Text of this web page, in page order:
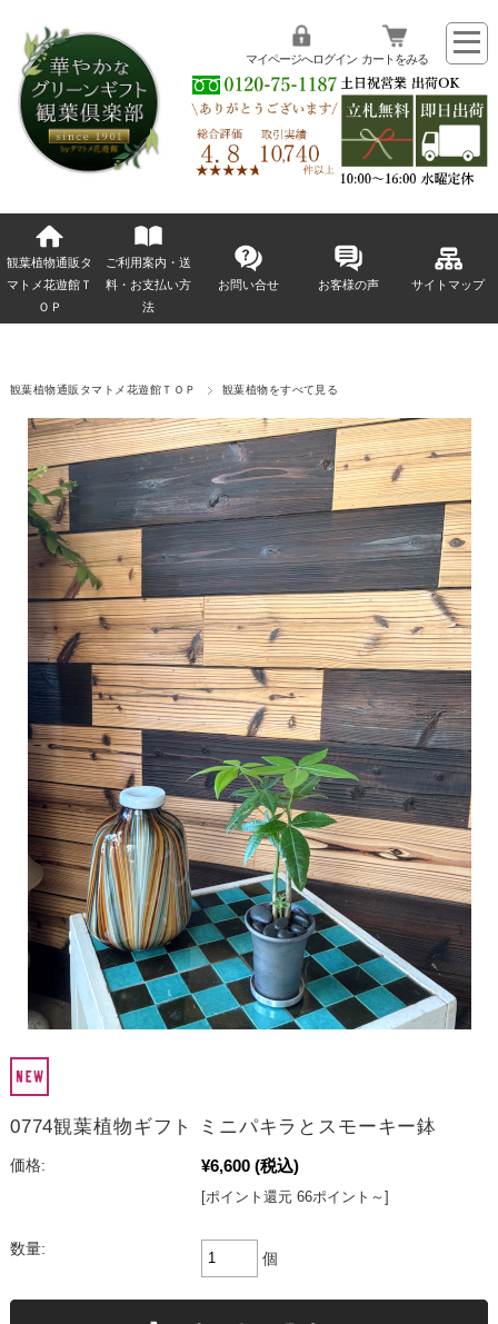
マイページへログイン カートをみる
観葉植物通販タ
マトメ花遊館Ｔ
ＯＰ
ご利用案内・送
料・お支払い方
法
お問い合せ お客様の声 サイトマップ
観葉植物通販タマトメ花遊館ＴＯＰ 観葉植物をすべて見る
0774観葉植物ギフト ミニパキラとスモーキー鉢
価格: ¥6,600 (税込)
[ポイント還元 66ポイント～]
数量:
個